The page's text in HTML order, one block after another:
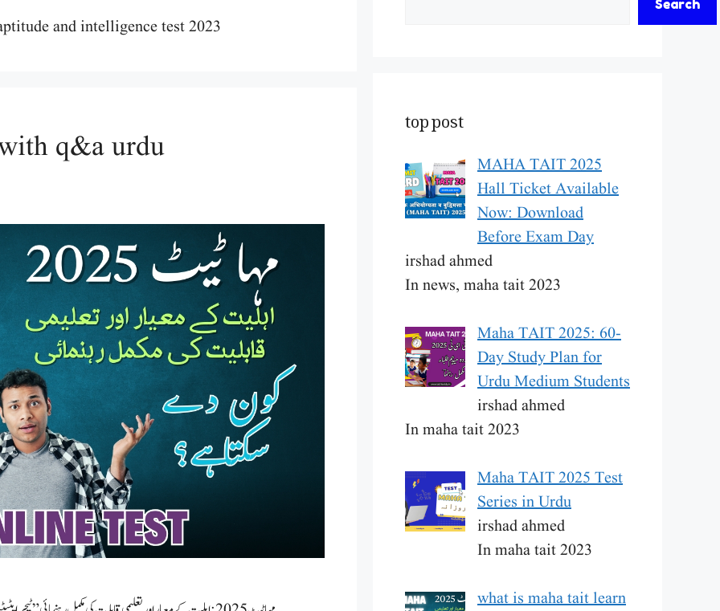
and intelligence test 2023
q&a urdu
Search
top post
MAHA TAIT 2025
Hall Ticket Available
Now: Download
Before Exam Day
irshad ahmed
In news, maha tait 2023
Maha TAIT 2025: 60-
Day Study Plan for
Urdu Medium Students
irshad ahmed
In maha tait 2023
Maha TAIT 2025 Test
Series in Urdu
irshad ahmed
In maha tait 2023
what is maha tait learn